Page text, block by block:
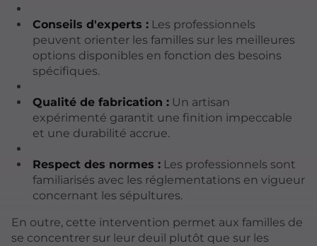
Conseils d'experts :Les professionnels
peuvent orienter les familles sur les meilleures
options disponibles en fonction des besoins
spécifiques.
Qualité de fabrication :Un artisan
expérimenté garantit une finition impeccable
et une durabilité accrue.
Respect des normes :Les professionnels sont
familiarisés avec les réglementations en vigueur
concernant les sépultures.
En outre, cette intervention permet aux familles de
se concentrer sur leur deuil plutôt que sur les